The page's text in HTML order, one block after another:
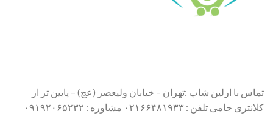
تماس با ارلین شاپ :تهران – خیابان ولیعصر (عج) – پایین تر از
کلانتری جامی تلفن : ۰۲۱۶۶۴۸۱۹۳۳ مشاوره : ۰۹۱۹۲۰۶۵۲۳۲